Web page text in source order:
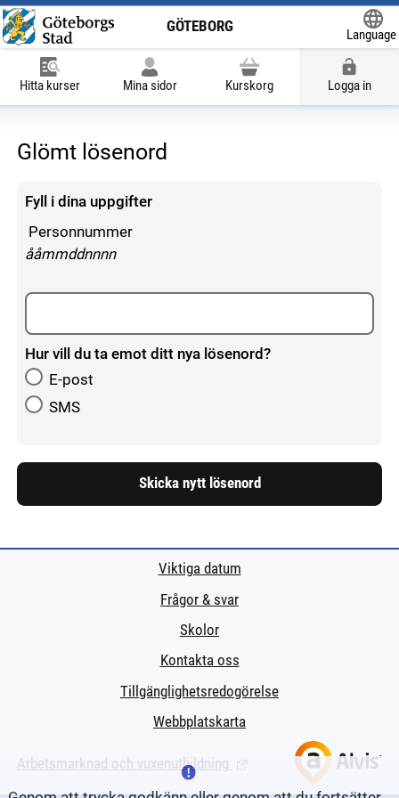
GÖTEBORG
Language
Hitta kurser Mina sidor Kurskorg Logga in
Glömt lösenord
Fyll i dina uppgifter
Personnummer
enligt följande mönster:
ååmmddnnnn
Hur vill du ta emot ditt nya lösenord?
E-post
SMS
Viktiga datum
Frågor & svar
Skolor
Kontakta oss
Tillgänglighetsredogörelse
Webbplatskarta
Arbetsmarknad och vuxenutbildning (Länk till extern sida.)